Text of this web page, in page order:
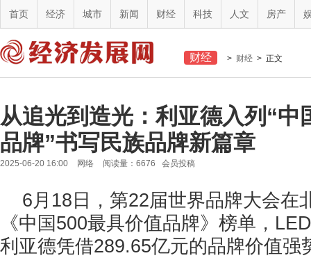
首页 经济 城市 新闻 财经 科技 人文 房产
财经 > 财经 > 正文
从追光到造光：利亚德入列“中
品牌”书写民族品牌新篇章
2025-06-20 16:00 网络 阅读量：6676 会员投稿
6月18日，第22届世界品牌大会在
《中国500最具价值品牌》榜单，
利亚德凭借289.65亿元的品牌价值强